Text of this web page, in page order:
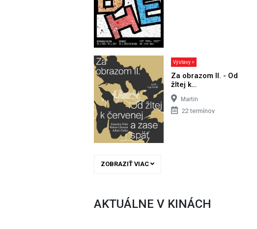
Výstavy >
Za obrazom II. - Od
žltej k…
Martin
22 termínov
ZOBRAZIŤ VIAC
AKTUÁLNE V KINÁCH